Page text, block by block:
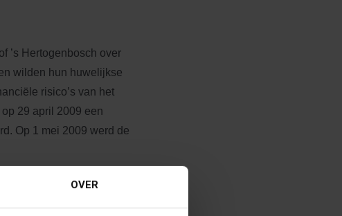
OVER
’s Hertogenbosch over
wilden hun huwelijkse
risico’s van het
29 april 2009 een
Op 1 mei 2009 werd de
hoofdelijk voor het geheel
akte in het dictum (de